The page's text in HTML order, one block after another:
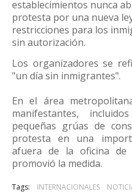
establecimientos nunca
protesta por una nueva
restricciones para los
sin autorización.
Los organizadores se
"un día sin inmigrantes".
En el área
manifestantes,
pequeñas grúas de
protesta en una
afuera de la oficina de
promovió la medida.
Tags: INTERNACIONALES